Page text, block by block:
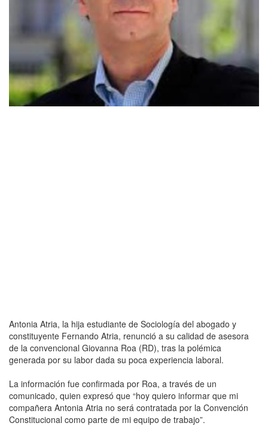
Antonia Atria, la hija estudiante de Sociología del abogado y
constituyente Fernando Atria, renunció a su calidad de asesora
de la convencional Giovanna Roa (RD), tras la polémica
generada por su labor dada su poca experiencia laboral.
La información fue confirmada por Roa, a través de un
comunicado, quien expresó que “hoy quiero informar que mi
compañera Antonia Atria no será contratada por la Convención
Constitucional como parte de mi equipo de trabajo”.